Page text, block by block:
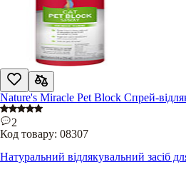
Nature's Miracle Pet Block Спрей-
2
Код товару: 08307
Натуральний відлякувальний засіб